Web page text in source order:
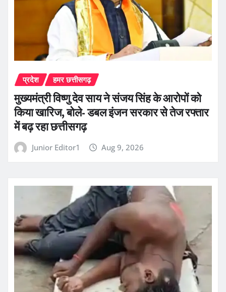
प्रदेश हमर छत्तीसगढ़
मुख्यमंत्री विष्णु देव साय ने संजय सिंह के आरोपों को
किया खारिज, बोले- डबल इंजन सरकार से तेज रफ्तार
में बढ़ रहा छत्तीसगढ़
Junior Editor1 Aug 9, 2026